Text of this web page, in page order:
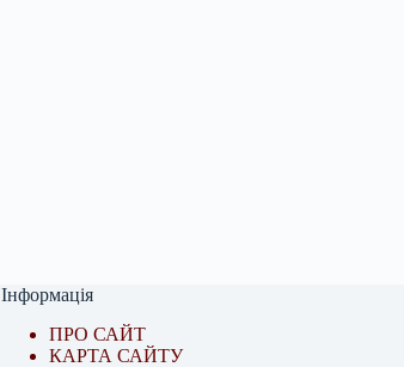
Інформація
ПРО САЙТ
КАРТА САЙТУ